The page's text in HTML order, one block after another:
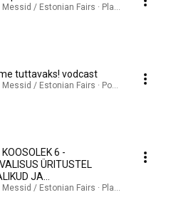
Messid / Estonian Fairs · Playlist
tuttavaks! vodcast
Messid / Estonian Fairs · Podcast
KOOSOLEK 6 -
ÜRITUSTEL
JA
Messid / Estonian Fairs · Playlist